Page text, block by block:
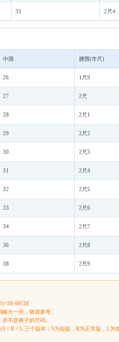
31 2尺4
中国 腰围(市尺)
26 1尺9
27 2尺
28 2尺1
29 2尺2
30 2尺3
31 2尺4
32 2尺5
33 2尺6
34 2尺7
36 2尺8
38 2尺9
大一些，敬请参考。
不是裤子的尺码。
< R < L 三个版本；S为短版，R为正常版，L为